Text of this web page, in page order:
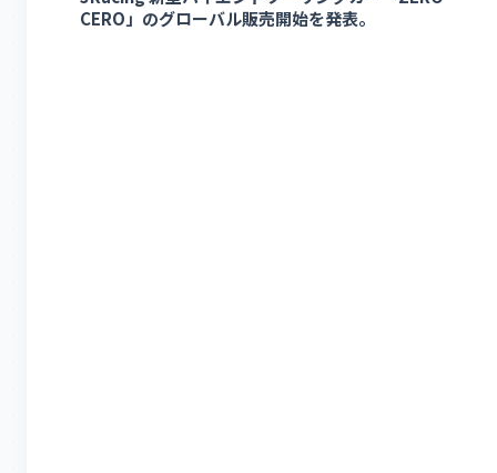
CERO」のグローバル販売開始を発表。